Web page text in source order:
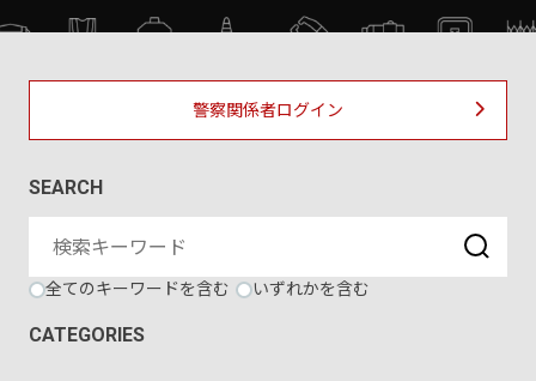
警察関係者ログイン
SEARCH
全てのキーワードを含む いずれかを含む
CATEGORIES